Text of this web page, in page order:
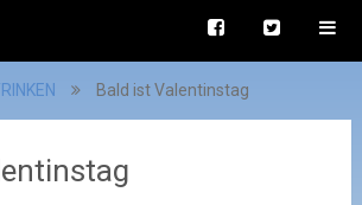
Bald ist Valentinstag